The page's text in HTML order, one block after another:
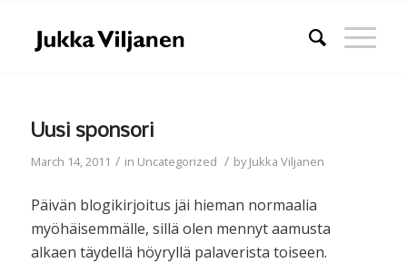
Uusi sponsori
March 14, 2011 / in Uncategorized / byJukka Viljanen
Päivän blogikirjoitus jäi hieman normaalia
myöhäisemmälle, sillä olen mennyt aamusta
alkaen täydellä höyryllä palaverista toiseen.